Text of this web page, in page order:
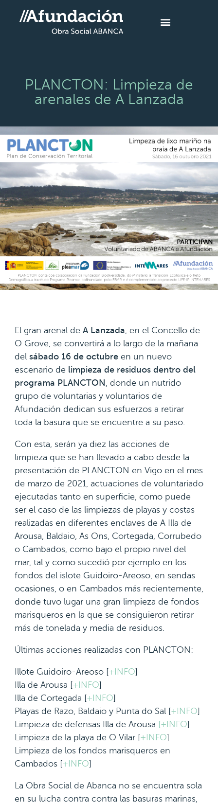
PLANCTON: Limpieza de
arenales de A Lanzada
El gran arenal de A Lanzada, en el Concello de
O Grove, se convertirá a lo largo de la mañana
del sábado 16 de octubre en un nuevo
escenario de limpieza de residuos dentro del
programa PLANCTON , donde un nutrido
grupo de voluntarias y voluntarios de
Afundación dedican sus esfuerzos a retirar
toda la basura que se encuentre a su paso.
Con esta, serán ya diez las acciones de
limpieza que se han llevado a cabo desde la
presentación de PLANCTON en Vigo en el mes
de marzo de 2021, actuaciones de voluntariado
ejecutadas tanto en superficie, como puede
ser el caso de las limpiezas de playas y costas
realizadas en diferentes enclaves de A Illa de
Arousa, Baldaio, As Ons, Cortegada, Corrubedo
o Cambados, como bajo el propio nivel del
mar, tal y como sucedió por ejemplo en los
fondos del islote Guidoiro-Areoso, en sendas
ocasiones, o en Cambados más recientemente,
donde tuvo lugar una gran limpieza de fondos
marisqueros en la que se consiguieron retirar
más de tonelada y media de residuos.
Últimas acciones realizadas con PLANCTON:
Illote Guidoiro-Areoso [+INFO]
Illa de Arousa [+INFO]
Illa de Cortegada [+INFO]
Playas de Razo, Baldaio y Punta do Sal [+INFO]
Limpieza de defensas Illa de Arousa [+INFO]
Limpieza de la playa de O Vilar [+INFO]
Limpieza de los fondos marisqueros en
Cambados [+INFO]
La Obra Social de Abanca no se encuentra sola
en su lucha contra contra las basuras marinas,